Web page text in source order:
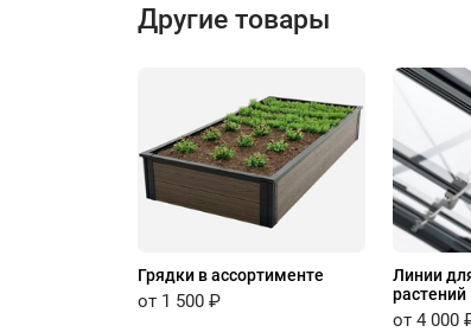
Другие товары
Грядки в ассортименте
от 1 500 ₽
Линии
растений
от 4 000